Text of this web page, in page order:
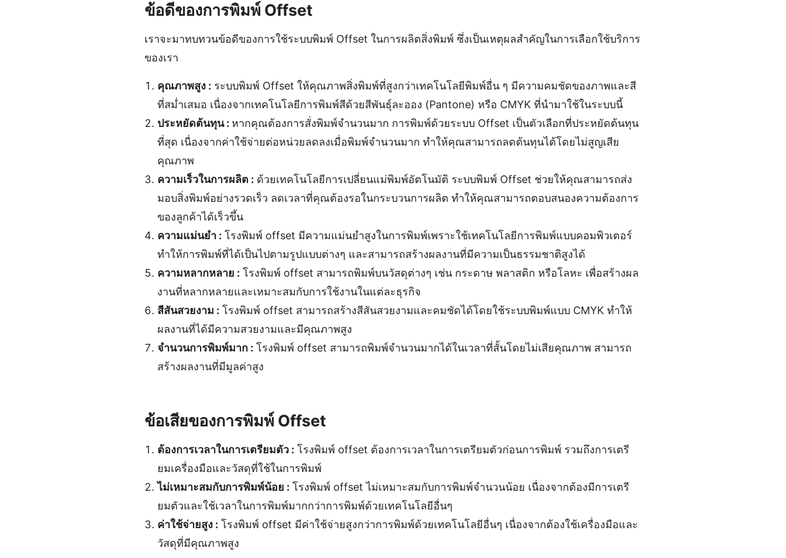
ข้อดีของการพิมพ์ Offset
เราจะมาทบทวนข้อดีของการใช้ระบบพิมพ์ Offset ในการผลิตสิ่งพิมพ์ ซึ่งเป็นเหตุผลสำคัญในการเลือกใช้บริการ
ของเรา
คุณภาพสูง : ระบบพิมพ์ Offset ให้คุณภาพสิ่งพิมพ์ที่สูงกว่าเทคโนโลยีพิมพ์อื่น ๆ มีความคมชัดของภาพและสี
ที่สม่ำเสมอ เนื่องจากเทคโนโลยีการพิมพ์สีด้วยสีพันธุ์ละออง (Pantone) หรือ CMYK ที่นำมาใช้ในระบบนี้
ประหยัดต้นทุน : หากคุณต้องการสั่งพิมพ์จำนวนมาก การพิมพ์ด้วยระบบ Offset เป็นตัวเลือกที่ประหยัดต้นทุน
ที่สุด เนื่องจากค่าใช้จ่ายต่อหน่วยลดลงเมื่อพิมพ์จำนวนมาก ทำให้คุณสามารถลดต้นทุนได้โดยไม่สูญเสีย
คุณภาพ
ความเร็วในการผลิต : ด้วยเทคโนโลยีการเปลี่ยนแม่พิมพ์อัตโนมัติ ระบบพิมพ์ Offset ช่วยให้คุณสามารถส่ง
มอบสิ่งพิมพ์อย่างรวดเร็ว ลดเวลาที่คุณต้องรอในกระบวนการผลิต ทำให้คุณสามารถตอบสนองความต้องการ
ของลูกค้าได้เร็วขึ้น
ความแม่นยำ : โรงพิมพ์ offset มีความแม่นยำสูงในการพิมพ์เพราะใช้เทคโนโลยีการพิมพ์แบบคอมพิวเตอร์
ทำให้การพิมพ์ที่ได้เป็นไปตามรูปแบบต่างๆ และสามารถสร้างผลงานที่มีความเป็นธรรมชาติสูงได้
ความหลากหลาย : โรงพิมพ์ offset สามารถพิมพ์บนวัสดุต่างๆ เช่น กระดาษ พลาสติก หรือโลหะ เพื่อสร้างผล
งานที่หลากหลายและเหมาะสมกับการใช้งานในแต่ละธุรกิจ
สีสันสวยงาม : โรงพิมพ์ offset สามารถสร้างสีสันสวยงามและคมชัดได้โดยใช้ระบบพิมพ์แบบ CMYK ทำให้
ผลงานที่ได้มีความสวยงามและมีคุณภาพสูง
จำนวนการพิมพ์มาก : โรงพิมพ์ offset สามารถพิมพ์จำนวนมากได้ในเวลาที่สั้นโดยไม่เสียคุณภาพ สามารถ
สร้างผลงานที่มีมูลค่าสูง
ข้อเสียของการพิมพ์ Offset
ต้องการเวลาในการเตรียมตัว : โรงพิมพ์ offset ต้องการเวลาในการเตรียมตัวก่อนการพิมพ์ รวมถึงการเตรี
ยมเครื่องมือและวัสดุที่ใช้ในการพิมพ์
ไม่เหมาะสมกับการพิมพ์น้อย : โรงพิมพ์ offset ไม่เหมาะสมกับการพิมพ์จำนวนน้อย เนื่องจากต้องมีการเตรี
ยมตัวและใช้เวลาในการพิมพ์มากกว่าการพิมพ์ด้วยเทคโนโลยีอื่นๆ
ค่าใช้จ่ายสูง : โรงพิมพ์ offset มีค่าใช้จ่ายสูงกว่าการพิมพ์ด้วยเทคโนโลยีอื่นๆ เนื่องจากต้องใช้เครื่องมือและ
วัสดุที่มีคุณภาพสูง